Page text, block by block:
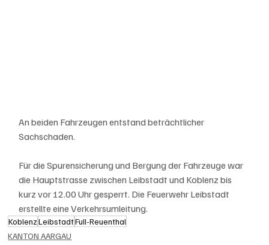
An beiden Fahrzeugen entstand beträchtlicher
Sachschaden.
Für die Spurensicherung und Bergung der Fahrzeuge war
die Hauptstrasse zwischen Leibstadt und Koblenz bis
kurz vor 12.00 Uhr gesperrt. Die Feuerwehr Leibstadt
erstellte eine Verkehrsumleitung.
Koblenz LeibstadtFull-Reuenthal
KANTON AARGAU